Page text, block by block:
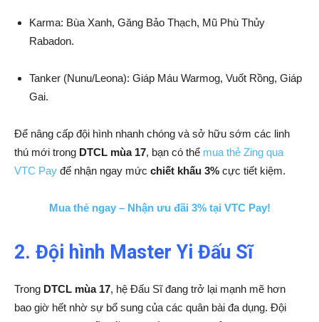
Karma: Bùa Xanh, Găng Bảo Thạch, Mũ Phù Thủy
Rabadon.
Tanker (Nunu/Leona): Giáp Máu Warmog, Vuốt Rồng, Giáp
Gai.
Để nâng cấp đội hình nhanh chóng và sở hữu sớm các linh
thú mới trong DTCL mùa 17, bạn có thể mua thẻ Zing qua
VTC Pay để nhận ngay mức chiết khấu 3% cực tiết kiệm.
Mua thẻ ngay – Nhận ưu đãi 3% tại VTC Pay!
2. Đội hình Master Yi Đấu Sĩ
Trong DTCL mùa 17, hệ Đấu Sĩ đang trở lại mạnh mẽ hơn
bao giờ hết nhờ sự bổ sung của các quân bài đa dụng. Đội